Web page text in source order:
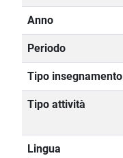
Anno
Periodo
Tipo insegnamento
Tipo attività
Lingua